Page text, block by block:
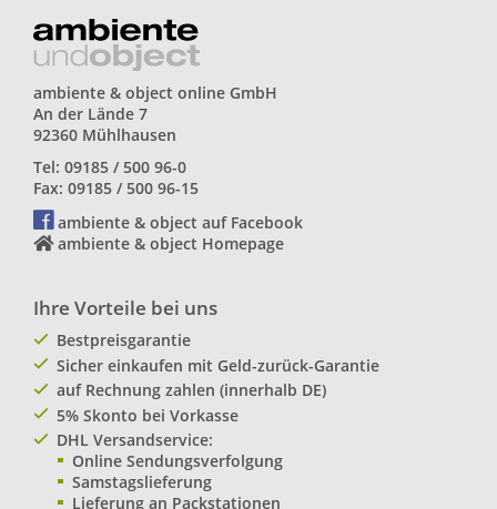
ambiente & object online GmbH
An der Lände 7
92360 Mühlhausen
Tel: 09185 / 500 96-0
Fax: 09185 / 500 96-15
ambiente & object auf Facebook
ambiente & object Homepage
Ihre Vorteile bei uns
Bestpreisgarantie
Sicher einkaufen mit Geld-zurück-Garantie
auf Rechnung zahlen (innerhalb DE)
5% Skonto bei Vorkasse
DHL Versandservice:
Online Sendungsverfolgung
Samstagslieferung
Lieferung an Packstationen